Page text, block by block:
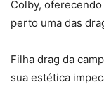
Colby,
perto uma das
Filha drag da
sua estética